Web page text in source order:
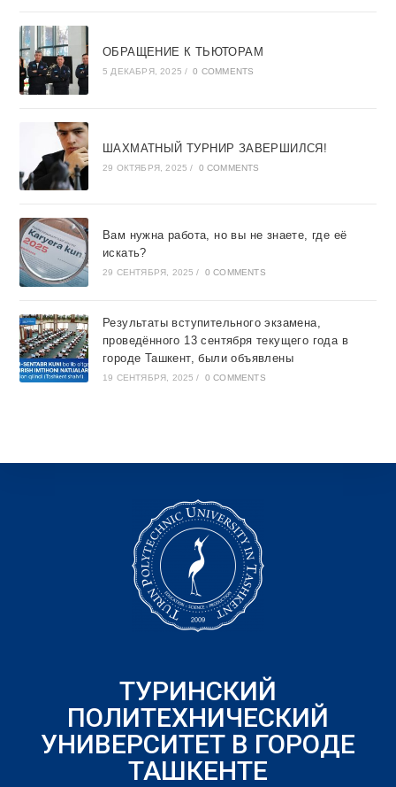
ОБРАЩЕНИЕ К ТЬЮТОРАМ
5 ДЕКАБРЯ, 2025 / 0 COMMENTS
ШАХМАТНЫЙ ТУРНИР ЗАВЕРШИЛСЯ!
29 ОКТЯБРЯ, 2025 / 0 COMMENTS
Вам нужна работа, но вы не знаете, где её
искать?
29 СЕНТЯБРЯ, 2025 / 0 COMMENTS
Результаты вступительного экзамена,
проведённого 13 сентября текущего года в
городе Ташкент, были объявлены
19 СЕНТЯБРЯ, 2025 / 0 COMMENTS
ТУРИНСКИЙ
ПОЛИТЕХНИЧЕСКИЙ
УНИВЕРСИТЕТ В ГОРОДЕ
ТАШКЕНТЕ